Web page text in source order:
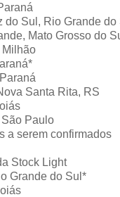
do Sul, Rio Grande do
Mato Grosso do
Milhão
Santa Rita, RS
Paulo
a serem confirmados
Stock Light
Grande do Sul*